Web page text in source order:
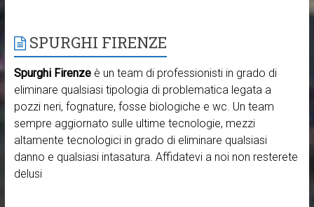
SPURGHI FIRENZE
Spurghi Firenzeè un team di professionisti in grado di
eliminare qualsiasi tipologia di problematica legata a
pozzi neri, fognature, fosse biologiche e wc. Un team
sempre aggiornato sulle ultime tecnologie, mezzi
altamente tecnologici in grado di eliminare qualsiasi
danno e qualsiasi intasatura. Affidatevi a noi non resterete
delusi